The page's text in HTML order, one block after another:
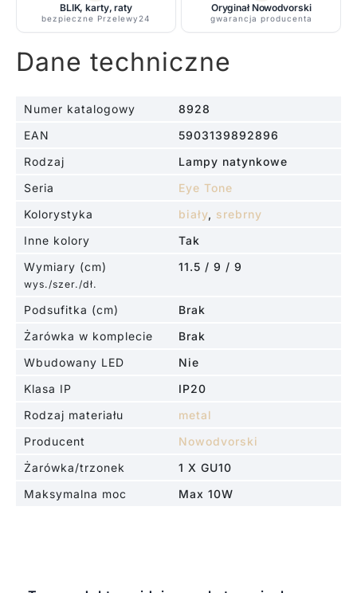
BLIK, karty, raty
bezpieczne Przelewy24
Oryginał Nowodvorski
gwarancja producenta
Dane techniczne
Numer katalogowy
8928
EAN
5903139892896
Rodzaj
Lampy natynkowe
Seria
Eye Tone
Kolorystyka
biały, srebrny
Inne kolory
Tak
Wymiary (cm)
wys./szer./dł.
11.5 / 9 / 9
Podsufitka (cm)
Brak
Żarówka w komplecie
Brak
Wbudowany LED
Nie
Klasa IP
IP20
Rodzaj materiału
metal
Producent
Nowodvorski
Żarówka/trzonek
1 X GU10
Maksymalna moc
Max 10W